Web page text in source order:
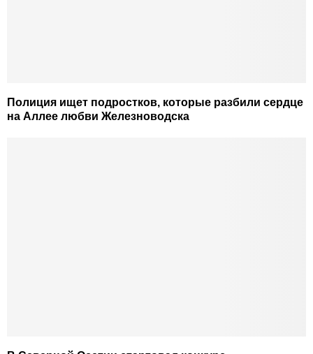
Полиция ищет подростков, которые разбили сердце
на Аллее любви Железноводска